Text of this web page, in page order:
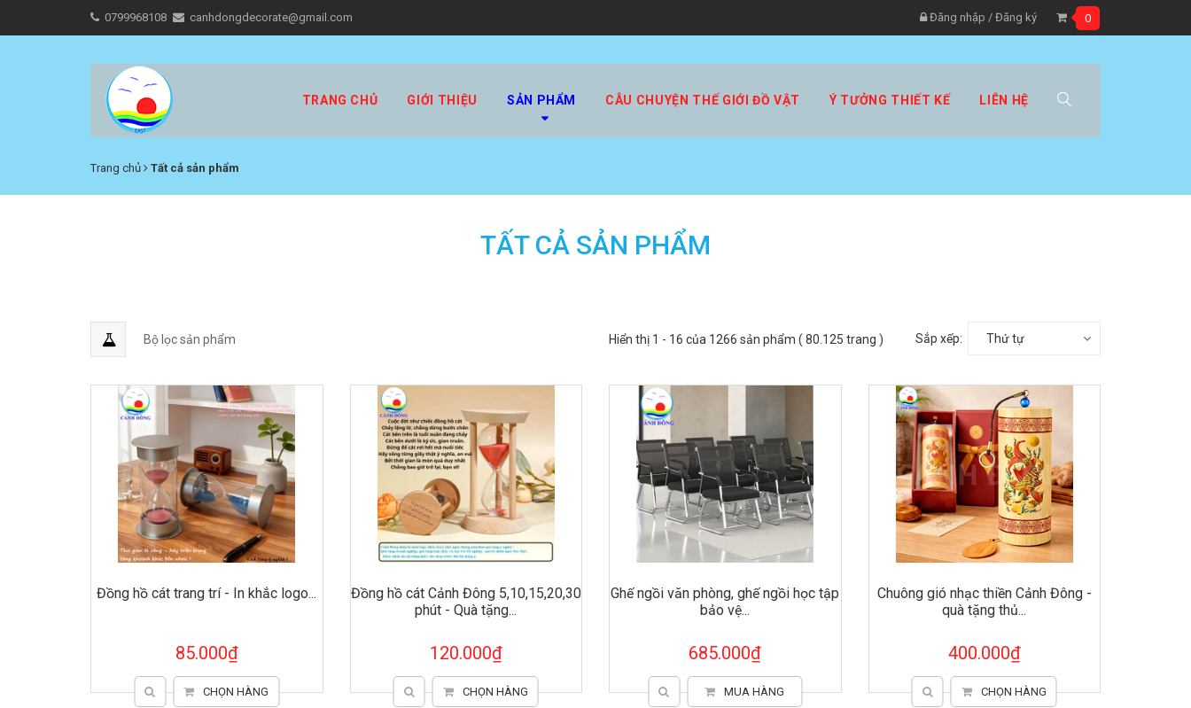
0799968108 canhdongdecorate@gmail.com Đăng nhập / Đăng ký 0
TRANG CHỦ GIỚI THIỆU SẢN PHẨM CÂU CHUYỆN THẾ GIỚI ĐỒ VẬT Ý TƯỞNG THIẾT KẾ LIÊN HỆ
Trang chủ Tất cả sản phẩm
TẤT CẢ SẢN PHẨM
Bộ lọc sản phẩm Hiển thị 1 - 16 của 1266 sản phẩm ( 80.125 trang ) Sắp xếp: Thứ tự
Đồng hồ cát trang trí - In khắc logo...
85.000₫
CHỌN HÀNG
Đồng hồ cát Cảnh Đông 5,10,15,20,30
phút - Quà tặng...
120.000₫
CHỌN HÀNG
Ghế ngồi văn phòng, ghế ngồi học tập
bảo vệ...
685.000₫
MUA HÀNG
Chuông gió nhạc thiền Cảnh Đông -
quà tặng thủ...
400.000₫
CHỌN HÀNG